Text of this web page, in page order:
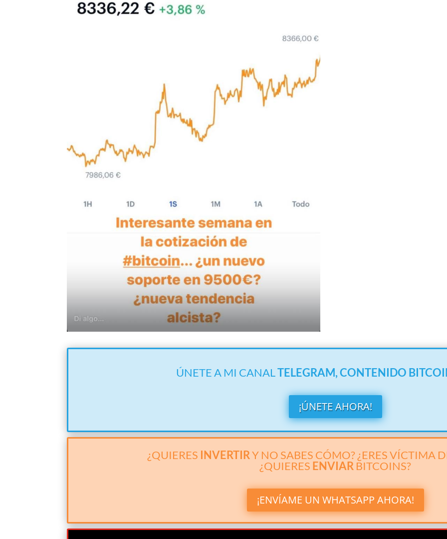
ÚNETE A MI CANALTELEGRAM,CONTENIDO
¡ÚNETE AHORA!
¿QUIERES INVERTIRY NO SABES CÓMO? ¿ERES VÍCTIMA
¿QUIERES ENVIAR BITCOINS?
¡ENVÍAME UN WHATSAPP AHORA!